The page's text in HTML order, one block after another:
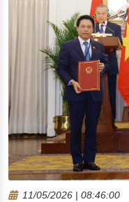
quốc gia, tạo thuận lợi
triển kinh tế dữ liệu và trí
số quốc gia.
11/05/2026 | 08:46:00